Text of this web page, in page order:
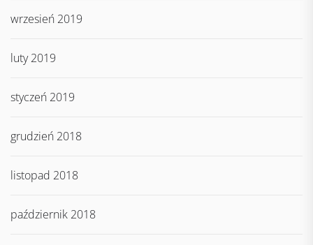
wrzesień 2019
luty 2019
styczeń 2019
grudzień 2018
listopad 2018
październik 2018